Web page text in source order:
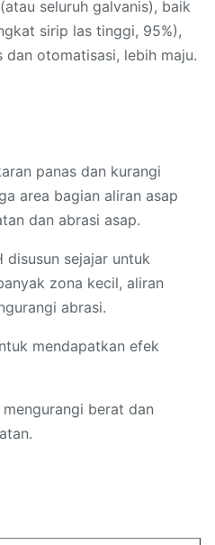
seluruh galvanis), baik
sirip las tinggi, 95%),
otomatisasi, lebih maju.
panas dan kurangi
area bagian aliran asap
dan abrasi asap.
sejajar untuk
zona kecil, aliran
abrasi.
mendapatkan efek
berat dan